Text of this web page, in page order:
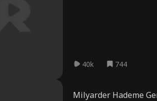
40k 744
Milyarder Hademe